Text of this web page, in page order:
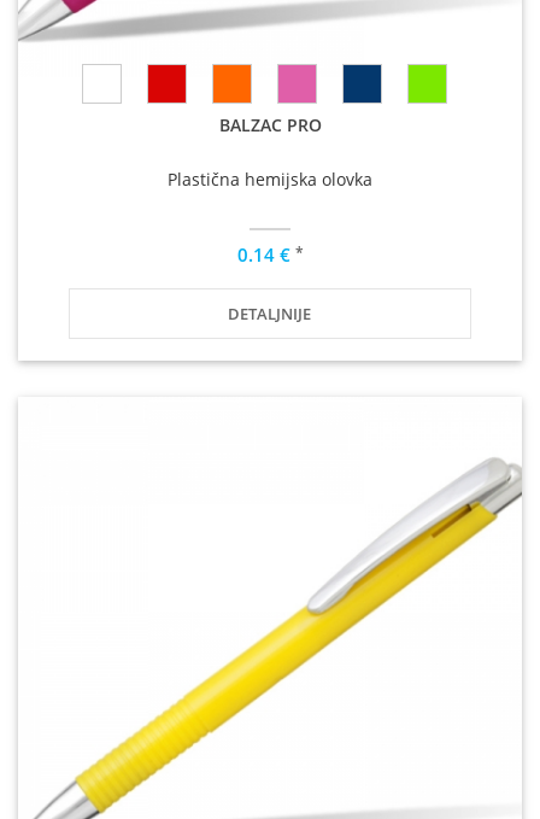
BALZAC PRO
Plastična hemijska olovka
0.14 € *
DETALJNIJE